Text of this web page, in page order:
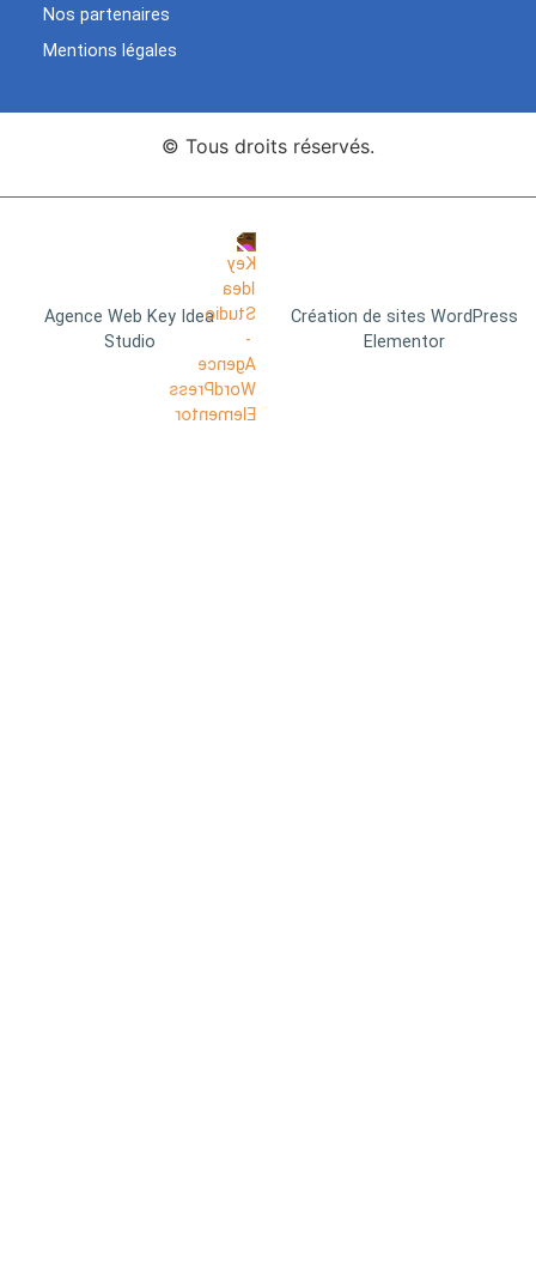
Nos partenaires
Mentions légales
© Tous droits réservés.
Agence Web Key Idea
Studio
Création de sites WordPress
Elementor